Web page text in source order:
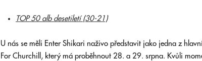
TOP 50 alb desetiletí (30-21)
U nás se měli Enter Shikari naživo představit jako jedna z
For Churchill, který má proběhnout 28. a 29. srpna. Kvůli